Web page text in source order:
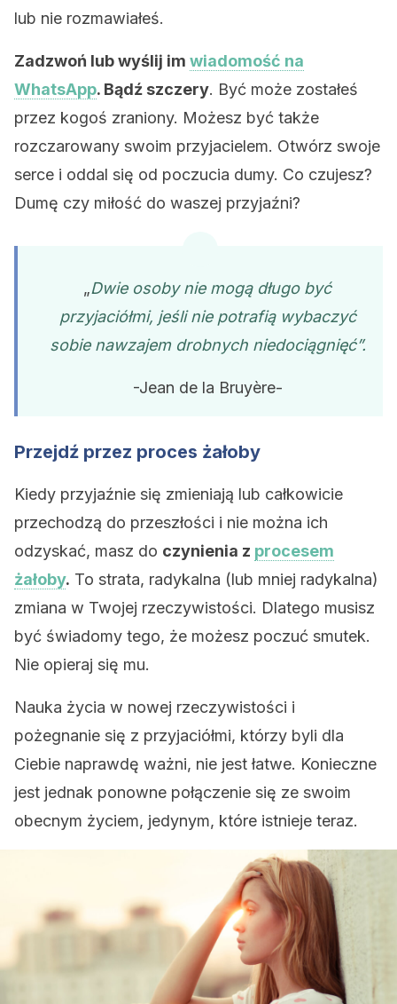
lub nie rozmawiałeś.
Zadzwoń lub wyślij im wiadomość na
WhatsApp. Bądź szczery. Być może zostałeś
przez kogoś zraniony. Możesz być także
rozczarowany swoim przyjacielem. Otwórz swoje
serce i oddal się od poczucia dumy. Co czujesz?
Dumę czy miłość do waszej przyjaźni?
„Dwie osoby nie mogą długo być
przyjaciółmi, jeśli nie potrafią wybaczyć
sobie nawzajem drobnych niedociągnięć”.
-Jean de la Bruyère-
Przejdź przez proces żałoby
Kiedy przyjaźnie się zmieniają lub całkowicie
przechodzą do przeszłości i nie można ich
odzyskać, masz do czynienia z procesem
żałoby. To strata, radykalna (lub mniej radykalna)
zmiana w Twojej rzeczywistości. Dlatego musisz
być świadomy tego, że możesz poczuć smutek.
Nie opieraj się mu.
Nauka życia w nowej rzeczywistości i
pożegnanie się z przyjaciółmi, którzy byli dla
Ciebie naprawdę ważni, nie jest łatwe. Konieczne
jest jednak ponowne połączenie się ze swoim
obecnym życiem, jedynym, które istnieje teraz.